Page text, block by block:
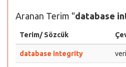
Aranan Terim "database
Terim/ Sözcük
database integrity